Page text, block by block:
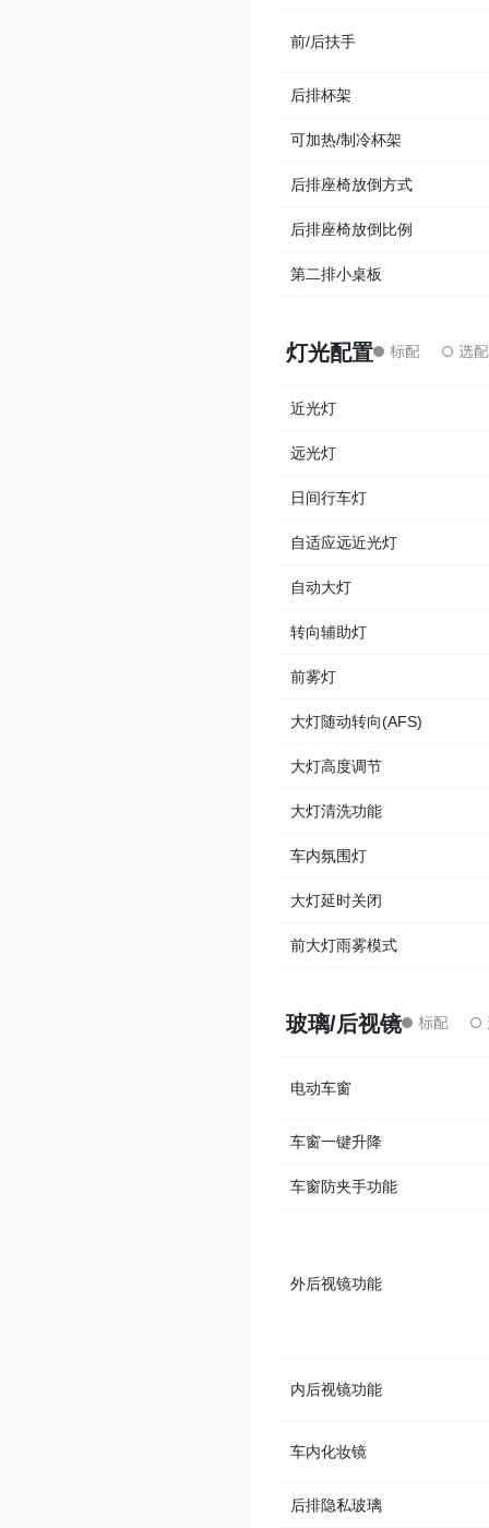
前/后扶手
后排杯架
可加热/制冷杯架
后排座椅放倒方式
后排座椅放倒比例
第二排小桌板
灯光配置
近光灯
远光灯
日间行车灯
自适应远近光灯
自动大灯
转向辅助灯
前雾灯
大灯随动转向(AFS)
大灯高度调节
大灯清洗功能
车内氛围灯
大灯延时关闭
前大灯雨雾模式
玻璃/后视镜
电动车窗
车窗一键升降
车窗防夹手功能
外后视镜功能
内后视镜功能
车内化妆镜
后排隐私玻璃